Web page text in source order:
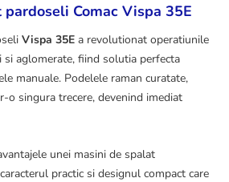
Comac Vispa 35E
Vispa 35E a revolutionat operatiunile
si aglomerate, fiind solutia perfecta
manuale. Podelele raman curatate,
o singura trecere, devenind imediat
unei masini de spalat
practic si designul compact care